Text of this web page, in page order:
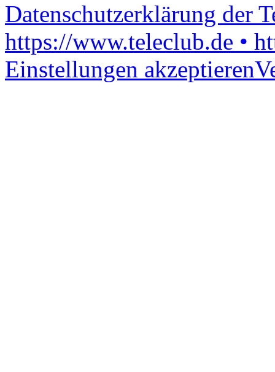
Datenschutzerklärung der
https://www.teleclub.de •
Einstellungen akzeptieren